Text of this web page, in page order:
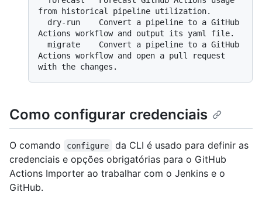
from historical pipeline utilization.
Actions workflow and output its yaml file.
Actions workflow and open a pull request
Como configurar credenciais
O comando configure
da CLI é usado para definir as
credenciais e opções obrigatórias para o GitHub
Actions Importer ao trabalhar com o Jenkins e o
GitHub.